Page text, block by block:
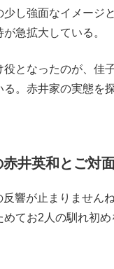
少し強面なイメージ
急拡大している。
となったのが、佳
る。赤井家の実態を
井英和とご対
響が止まりません
てお2人の馴れ初め